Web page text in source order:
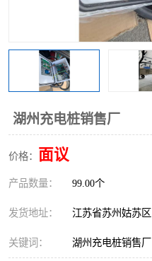
湖州充电桩销售厂
价格： 面议
产品数量： 99.00个
发货地址： 江苏省苏州姑苏区
关键词： 湖州充电桩销售厂